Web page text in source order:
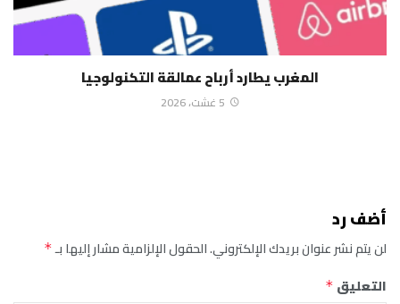
المغرب يطارد أرباح عمالقة التكنولوجيا
5 غشت، 2026
أضف رد
لن يتم نشر عنوان بريدك الإلكتروني.الحقول الإلزامية مشار إليها بـ*
التعليق *